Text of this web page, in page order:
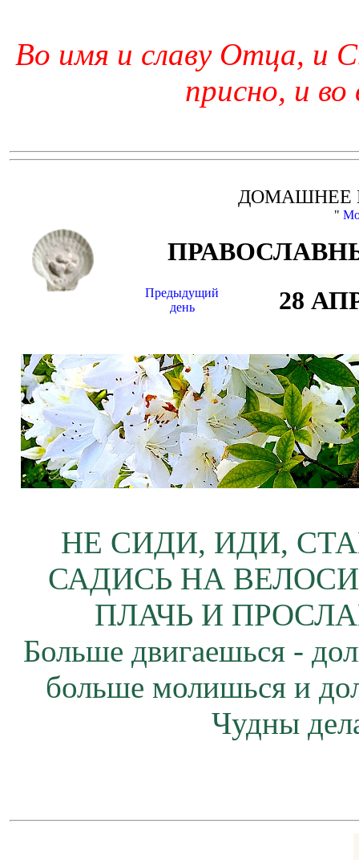
Во имя и славу Отца, и
присно, и во
ДОМАШНЕЕ
"
Предыдущий
день
28
НЕ СИДИ, ИДИ,
САДИСЬ НА
ПЛАЧЬ И
Больше двигаешься -
больше молишься и
Чудны